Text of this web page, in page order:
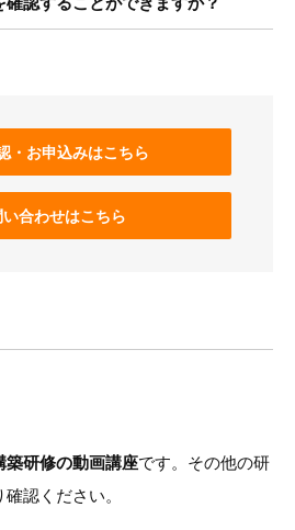
・お申込みはこちら
合わせはこちら
築研修の動画講座です。その他の研
認ください。